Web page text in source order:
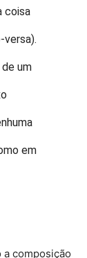
coisa
versa).
um
em
composição